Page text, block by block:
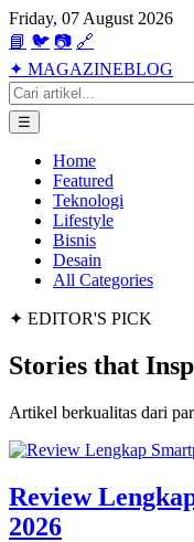
Friday, 07 August 2026
📘 🐦 📷 🔗
✦ MAGAZINEBLOG
☰
Home
Featured
Teknologi
Lifestyle
Bisnis
Desain
All Categories
✦ EDITOR'S PICK
Stories that
Artikel berkualitas dari
Review
2026